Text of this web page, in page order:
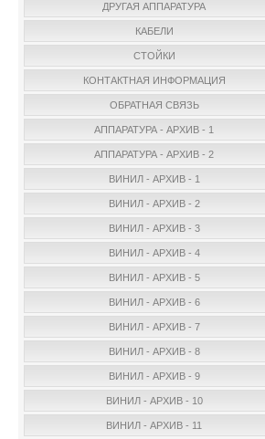
ДРУГАЯ АППАРАТУРА
КАБЕЛИ
СТОЙКИ
КОНТАКТНАЯ ИНФОРМАЦИЯ
ОБРАТНАЯ СВЯЗЬ
АППАРАТУРА - АРХИВ - 1
АППАРАТУРА - АРХИВ - 2
ВИНИЛ - АРХИВ - 1
ВИНИЛ - АРХИВ - 2
ВИНИЛ - АРХИВ - 3
ВИНИЛ - АРХИВ - 4
ВИНИЛ - АРХИВ - 5
ВИНИЛ - АРХИВ - 6
ВИНИЛ - АРХИВ - 7
ВИНИЛ - АРХИВ - 8
ВИНИЛ - АРХИВ - 9
ВИНИЛ - АРХИВ - 10
ВИНИЛ - АРХИВ - 11